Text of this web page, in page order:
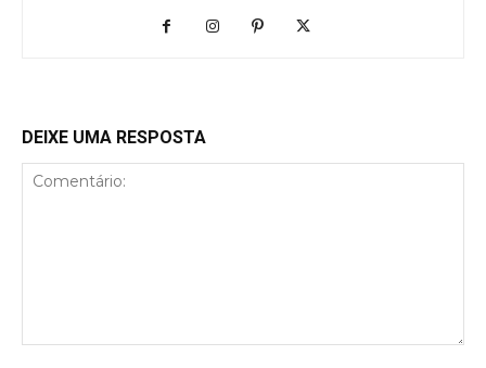
DEIXE UMA RESPOSTA